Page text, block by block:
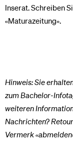
Inserat. Schreiben
«Maturazeitung».
Hinweis: Sie
zum Bachelor-
weiteren
Nachrichten?
Vermerk